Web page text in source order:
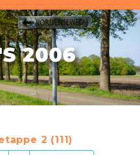
2006
2 (111)